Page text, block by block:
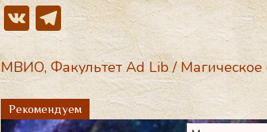
V
K
T
el
e
gr
a
МВИО,Факультет Ad Lib/Магическое
Рекомендуем